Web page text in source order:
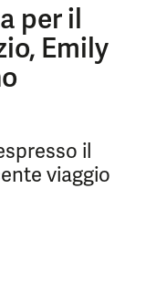
per il
Emily
il
viaggio